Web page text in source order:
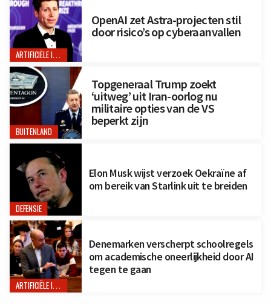
ARTIFICIËLE INTELLIGENTIE
OpenAI zet Astra-projecten stil
door risico’s op cyberaanvallen
BUITENLAND
Topgeneraal Trump zoekt
‘uitweg’ uit Iran-oorlog nu
militaire opties van de VS
beperkt zijn
DEFENSIE
Elon Musk wijst verzoek Oekraïne af
om bereik van Starlink uit te breiden
ARTIFICIËLE INTELLIGENTIE
Denemarken verscherpt schoolregels
om academische oneerlijkheid door AI
tegen te gaan